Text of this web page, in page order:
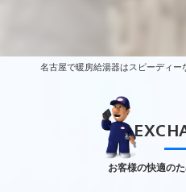
お客様の快適の